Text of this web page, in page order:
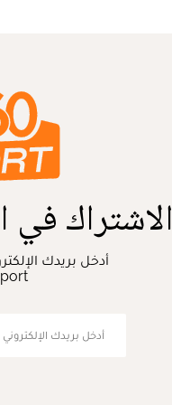
الاشتراك في
أدخل بريدك